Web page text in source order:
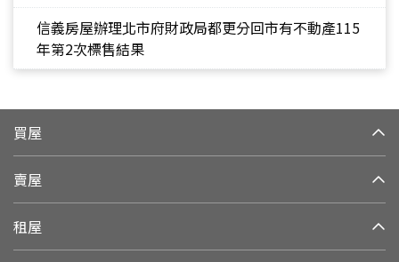
信義房屋辦理北市府財政局都更分回市有不動產115
年第2次標售結果
買屋
賣屋
租屋